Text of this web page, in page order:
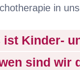
in
ist Kinder-
sind wir